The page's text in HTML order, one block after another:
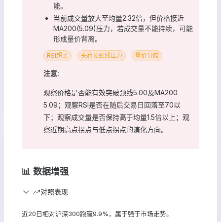
能。
当前成交量放大至均量2.32倍，但价格接近
MA200(5.09)压力，若成交量不能持续，可能
形成量价背离。
RSI超买 头肩顶颈线压力 量价分歧
注意:
观察价格是否能有效突破颈线5.00及MA200
5.09；观察RSI是否在随后交易日回落至70以
下；观察成交量是否保持高于均量1.5倍以上；观
察近期高点拐点与低点拐点的演化方向。
📊 数据增强
对照表现
近20日相对沪深300跑赢9.9%，属于强于市场走势。